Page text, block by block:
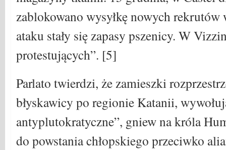
zablokowano wysyłkę nowych rekrutów
ataku stały się zapasy pszenicy. W
protestujących”. [5]
Parlato twierdzi, że zamieszki
błyskawicy po regionie Katanii,
antyplutokratyczne”, gniew na króla
do powstania chłopskiego przeciwko